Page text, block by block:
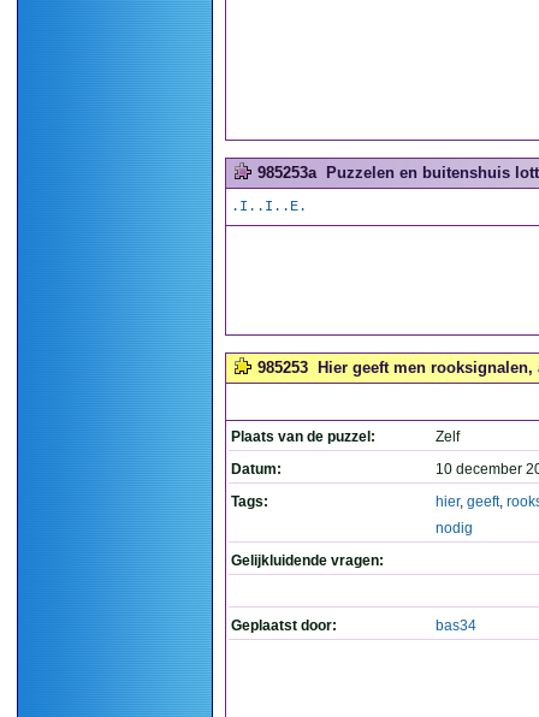
985253a Puzzelen en buitenshuis
.I..I..E.
985253 Hier geeft men
Plaats van de puzzel:
Zelf
Datum:
10 december
Tags:
hier, geeft,
nodig
Gelijkluidende vragen:
Geplaatst door: bas34